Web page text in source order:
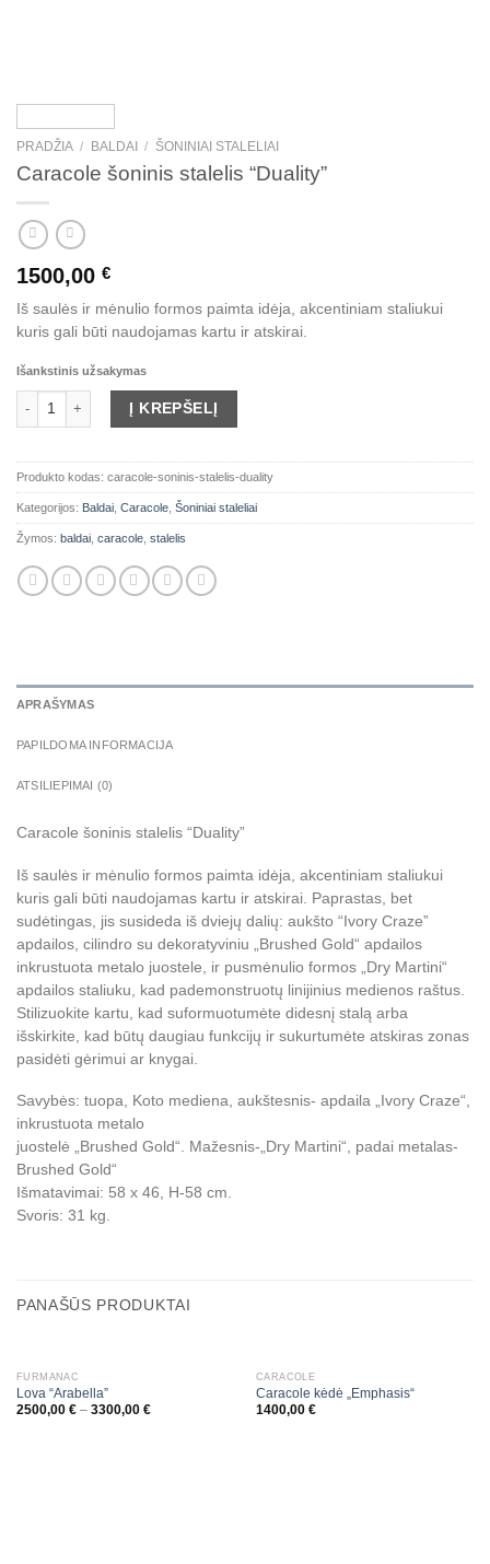
PRADŽIA / BALDAI / ŠONINIAI STALELIAI
Caracole šoninis stalelis “Duality”
1500,00 €
Iš saulės ir mėnulio formos paimta idėja, akcentiniam staliukui
kuris gali būti naudojamas kartu ir atskirai.
Išankstinis užsakymas
produkto kiekis: Caracole šoninis stalelis "Duality"
Į KREPŠELĮ
Produkto kodas: caracole-soninis-stalelis-duality
Kategorijos: Baldai Caracole Šoniniai staleliai
Žymos: baldai caracole stalelis
APRAŠYMAS
PAPILDOMA INFORMACIJA
ATSILIEPIMAI (0)
Caracole šoninis stalelis “Duality”
Iš saulės ir mėnulio formos paimta idėja, akcentiniam staliukui
kuris gali būti naudojamas kartu ir atskirai. Paprastas, bet
sudėtingas, jis susideda iš dviejų dalių: aukšto “Ivory Craze”
apdailos, cilindro su dekoratyviniu „Brushed Gold“ apdailos
inkrustuota metalo juostele, ir pusmėnulio formos „Dry Martini“
apdailos staliuku, kad pademonstruotų linijinius medienos raštus.
Stilizuokite kartu, kad suformuotumėte didesnį stalą arba
išskirkite, kad būtų daugiau funkcijų ir sukurtumėte atskiras zonas
pasidėti gėrimui ar knygai.
Savybės: tuopa, Koto mediena, aukštesnis- apdaila „Ivory Craze“,
inkrustuota metalo
juostelė „Brushed Gold“. Mažesnis-„Dry Martini“, padai metalas-
Brushed Gold“
Išmatavimai: 58 x 46, H-58 cm.
Svoris: 31 kg.
PANAŠŪS PRODUKTAI
FURMANAC
Lova “Arabella”
2500,00 €– 3300,00 €
CARACOLE
Caracole kėdė „Emphasis“
1400,00 €